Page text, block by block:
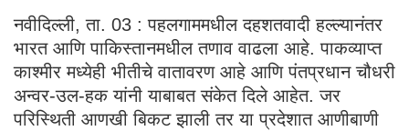
नवीदिल्ली, ता. 03 : पहलगाममधील दहशतवादी हल्ल्यानंतर
भारत आणि पाकिस्तानमधील तणाव वाढला आहे. पाकव्याप्त
काश्मीर मध्येही भीतीचे वातावरण आहे आणि पंतप्रधान चौधरी
अन्वर-उल-हक यांनी याबाबत संकेत दिले आहेत. जर
परिस्थिती आणखी बिकट झाली तर या प्रदेशात आणीबाणी